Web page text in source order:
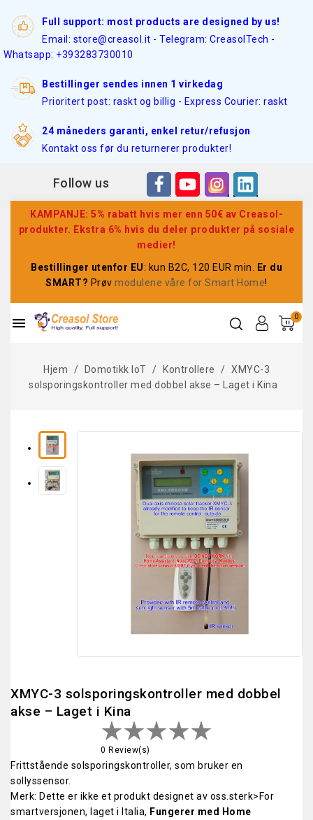
Full support: most products are designed by us!
Email: store@creasol.it - Telegram: CreasolTech -
Whatsapp: +393283730010
Bestillinger sendes innen 1 virkedag
Prioritert post: raskt og billig - Express Courier: raskt
24 måneders garanti, enkel retur/refusjon
Kontakt oss før du returnerer produkter!
Follow us
KAMPANJE: 5% rabatt hvis mer enn 50€ av Creasol-
produkter. Ekstra 6% hvis du deler produkter på sosiale
medier!
Bestillinger utenfor EU: kun B2C, 120 EUR min.
Er du
SMART? Prøvmodulene våre for Smart Home!
0

Hjem Domotikk IoT Kontrollere
XMYC-3
solsporingskontroller med dobbel akse – Laget i Kina
XMYC-3 solsporingskontroller med dobbel
akse – Laget i Kina
0 Review(s)
Frittstående solsporingskontroller, som bruker en
sollyssensor.
Merk: Dette er ikke et produkt designet av oss.sterk>For
smartversjonen, laget i Italia, Fungerer med Home